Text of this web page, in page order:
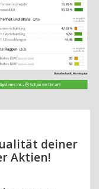
deiner
Aktien!